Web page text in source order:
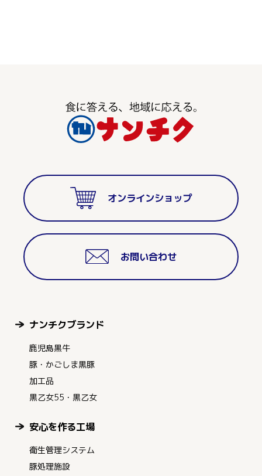
オンラインショップ
お問い合わせ
ナンチクブランド
鹿児島黒牛
豚・かごしま黒豚
加工品
黒乙女55・黒乙女
安心を作る工場
衛生管理システム
豚処理施設